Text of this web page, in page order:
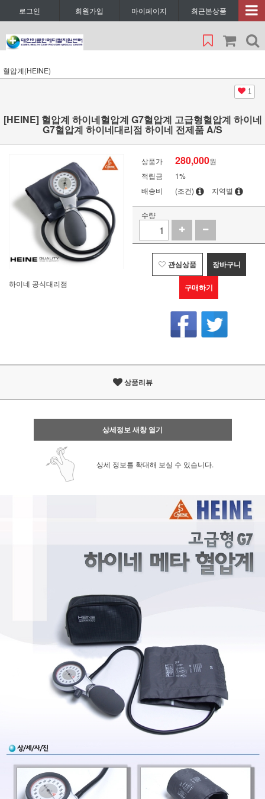
로그인 회원가입 마이페이지 최근본상품
혈압계(HEINE)
1
[HEINE] 혈압계 하이네혈압계 G7혈압계 고급형혈압계 하이네
G7혈압계 하이네대리점 하이네 전제품 A/S
하이네 공식대리점
상품가 280,000원
적립금
1%
배송비
(조건) 지역별
수량
관심상품 장바구니
구매하기
상품리뷰
상세정보 새창 열기
상세 정보를 확대해 보실 수 있습니다.